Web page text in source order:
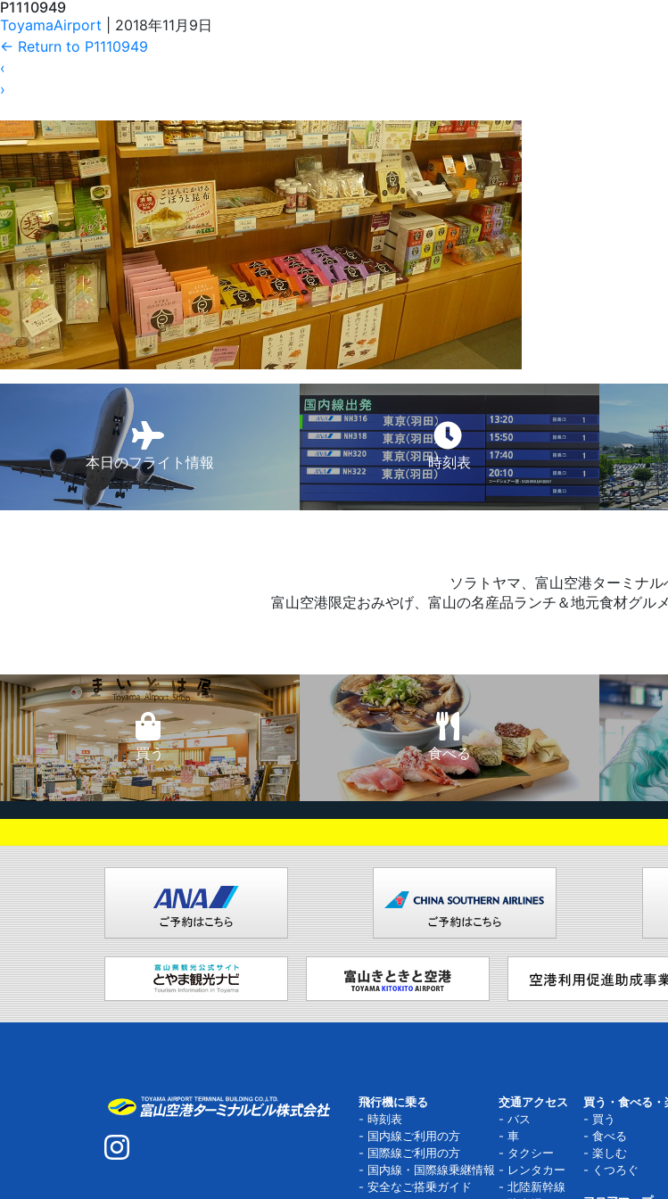
P1110949
ToyamaAirport
2018年11月9日
← Return to P1110949
‹
›
本日のフライト情報 時刻表
ソラトヤマ、富山空港ターミナル
富山空港限定おみやげ、富山の名産品ランチ＆地元食材グル
買う 食べる
飛行機に乗る
時刻表
国内線ご利用の方
国際線ご利用の方
国内線・国際線乗継情報
安全なご搭乗ガイド
交通アクセス
バス
車
タクシー
レンタカー
北陸新幹線
買う・食べる
買う
食べる
楽しむ
くつろぐ